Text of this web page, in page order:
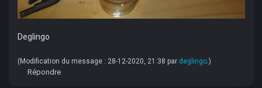
Deglingo
(Modification du message : 28-12-2020, 21:38 par deglingo.)
Répondre